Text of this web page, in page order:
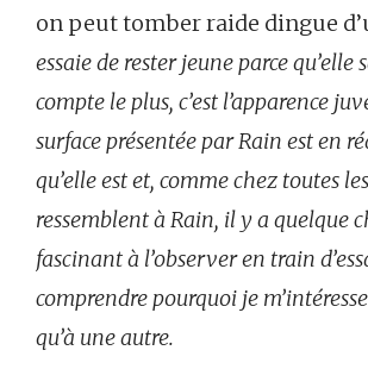
on peut tomber raide dingue
essaie de rester jeune parce qu’elle
compte le plus, c’est l’apparence
surface présentée par Rain est en
qu’elle est et, comme chez toutes
ressemblent à Rain, il y a quelque
fascinant à l’observer en train
comprendre pourquoi je
qu’à une autre.